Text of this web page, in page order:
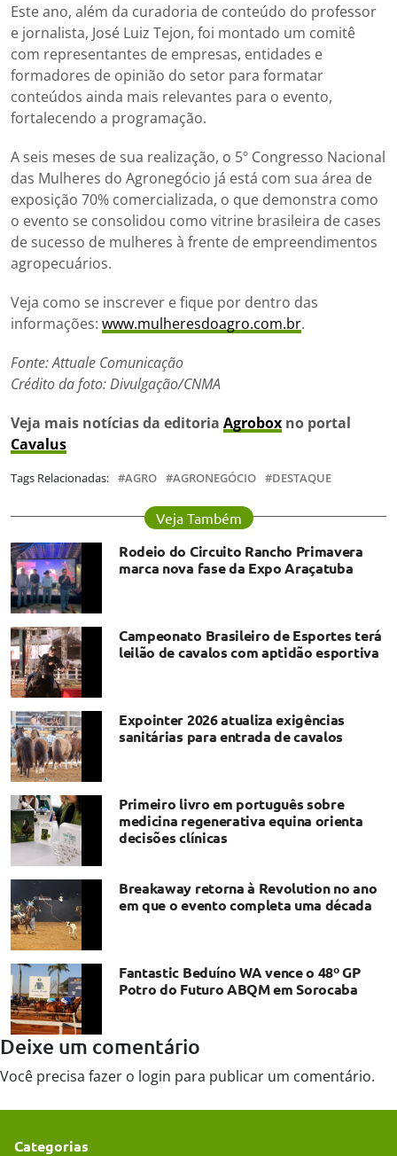
Este ano, além da curadoria de conteúdo do professor
e jornalista, José Luiz Tejon, foi montado um comitê
com representantes de empresas, entidades e
formadores de opinião do setor para formatar
conteúdos ainda mais relevantes para o evento,
fortalecendo a programação.
A seis meses de sua realização, o 5º Congresso Nacional
das Mulheres do Agronegócio já está com sua área de
exposição 70% comercializada, o que demonstra como
o evento se consolidou como vitrine brasileira de cases
de sucesso de mulheres à frente de empreendimentos
agropecuários.
Veja como se inscrever e fique por dentro das
informações: www.mulheresdoagro.com.br.
Fonte: Attuale Comunicação
Crédito da foto: Divulgação/CNMA
Veja mais notícias da editoria Agrobox no portal
Cavalus
Tags Relacionadas: AGRO AGRONEGÓCIO DESTAQUE
Veja Também
Rodeio do Circuito Rancho Primavera
marca nova fase da Expo Araçatuba
Campeonato Brasileiro de Esportes terá
leilão de cavalos com aptidão esportiva
Expointer 2026 atualiza exigências
sanitárias para entrada de cavalos
Primeiro livro em português sobre
medicina regenerativa equina orienta
decisões clínicas
Breakaway retorna à Revolution no ano
em que o evento completa uma década
Fantastic Beduíno WA vence o 48º GP
Potro do Futuro ABQM em Sorocaba
Deixe um comentário
Você precisa fazer o login para publicar um comentário.
Categorias